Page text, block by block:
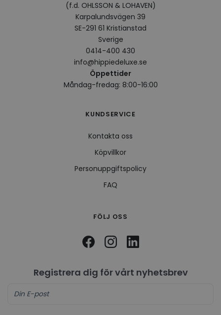
(f.d. OHLSSON & LOHAVEN)
Karpalundsvägen 39
SE-291 61 Kristianstad
Sverige
0414-400 430
info@hippiedeluxe.se
Öppettider
Måndag-fredag: 8:00-16:00
KUNDSERVICE
Kontakta oss
Köpvillkor
Personuppgiftspolicy
FAQ
FÖLJ OSS
Registrera dig för vårt nyhetsbrev